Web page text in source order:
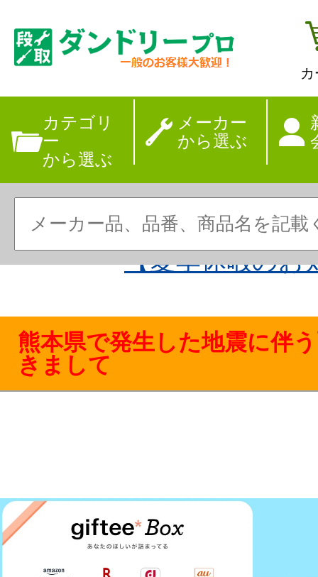
カテゴリ
ー
から選ぶ
メーカー
から選ぶ
【夏季休暇のお
熊本県で発生した地震に伴
きまして